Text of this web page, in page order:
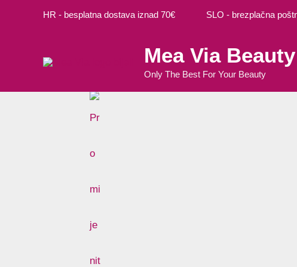
HR - besplatna dostava iznad 70€ SLO - brezplačna
Mea Via Beauty
Only The Best For Your Beauty